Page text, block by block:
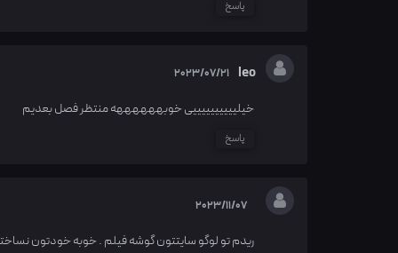
پاسخ
leo
2023/07/21
خیلییییییییییی خوبههههههه منتظر فصل بعدیم
پاسخ
2023/11/07
ریدم تو لوگو سایتتون گوشه فیلم . خوبه خودتون